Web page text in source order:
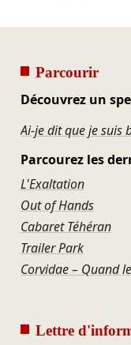
Parcourir
Découvrez un
Ai-je dit que je suis
Parcourez les
L'Exaltation
Out of Hands
Cabaret Téhéran
Trailer Park
Corvidae – Quand
Lettre